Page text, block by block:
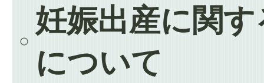
妊娠出産に関
について